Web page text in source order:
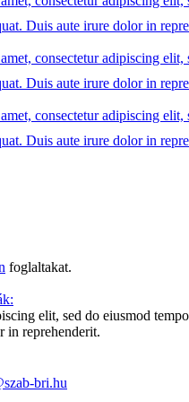
Duis aute irure dolor in
consectetur adipiscing
Duis aute irure dolor in
consectetur adipiscing
Duis aute irure dolor in
foglaltakat.
elit, sed do eiusmod
in reprehenderit.
bri.hu